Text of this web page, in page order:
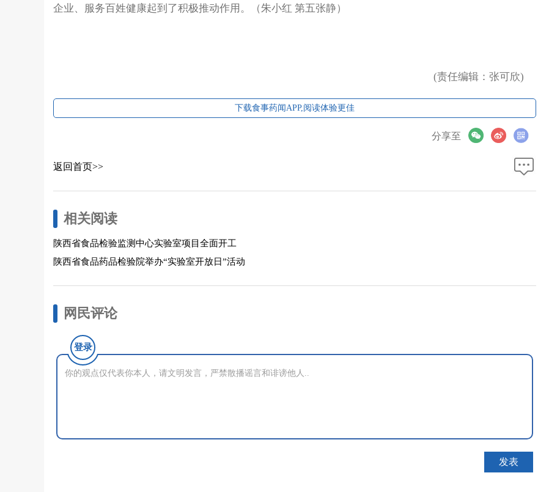
企业、服务百姓健康起到了积极推动作用。（朱小红 第五张静）
(责任编辑：张可欣)
下载食事药闻APP,阅读体验更佳
分享至
返回首页>>
相关阅读
陕西省食品检验监测中心实验室项目全面开工
陕西省食品药品检验院举办“实验室开放日”活动
网民评论
登录